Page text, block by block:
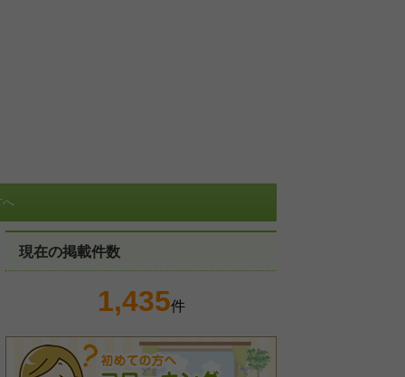
へ
現在の掲載件数
1,435件